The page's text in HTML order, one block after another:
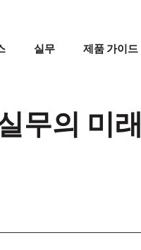
실무 제품 가이드
무의 미래